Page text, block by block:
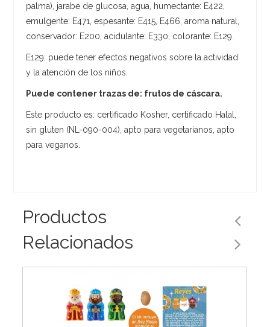
palma), jarabe de glucosa, agua, humectante: E422,
emulgente: E471, espesante: E415, E466, aroma natural,
conservador: E200, acidulante: E330, colorante: E129.
E129: puede tener efectos negativos sobre la actividad
y la atención de los niños.
Puede contener trazas de: frutos de cáscara.
Este producto es: certificado Kosher, certificado Halal,
sin gluten (NL-090-004), apto para vegetarianos, apto
para veganos.
Productos
Relacionados